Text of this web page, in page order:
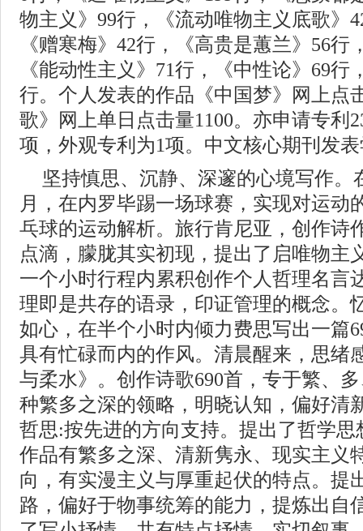
物主义》99行，《流动唯物主义底歌》
《赠寒梅》42行，《高贵是蕙兰》56行
《能动性主义》71行，《中性论》69行
行。个人发表的作品《中国梦》网上点
歌》网上单日点击量1100。亦申请专利
项，外观专利为1项。中文核心期刊发
坚持慎思、沉静、深邃的心境写作。
月，在内罗毕踢一场球赛，实现对运动
乓球的运动解析。旅行肯尼亚，创作诗
点滴，朦胧其实初现，提出了启唯物主
一个小时行程内累积创作个人哲理名言
理即是共存的语录，印证管理的概念。
如心，在半个小时内倾力费思写出一篇
具有忙碌而内的作风。清晨醒来，思绪
与柔水》。创作诗歌690首，专于繁、
种繁多之深的领略，明晓认知，偏好清
哲思:按先进的方向支持。提出了哲学
作品有繁多之深、清新隽永、现实主义
向，有实漫主义与厚重起伏的特点。提
路，偏好于物事统筹的能力，提炼出自